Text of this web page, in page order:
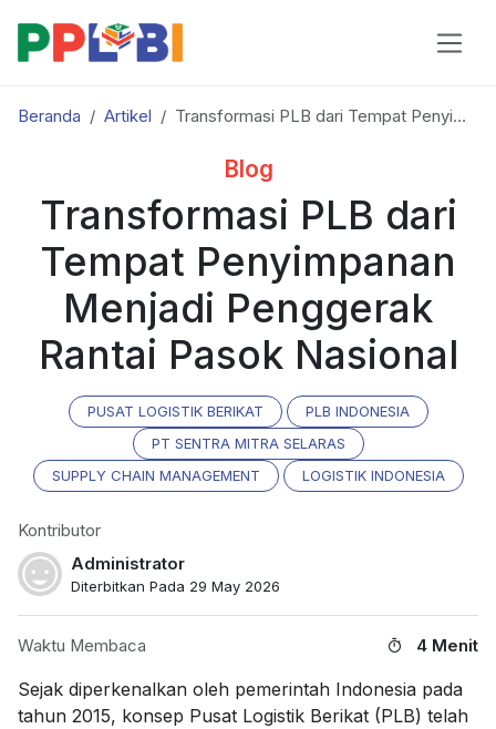
Beranda Artikel Transformasi PLB dari Tempat Penyimpanan Menjadi Penggerak Rantai Pasok Nasional
Blog
Transformasi PLB dari
Tempat Penyimpanan
Menjadi Penggerak
Rantai Pasok Nasional
PUSAT LOGISTIK BERIKAT
PLB INDONESIA
PT SENTRA MITRA SELARAS
SUPPLY CHAIN MANAGEMENT
LOGISTIK INDONESIA
Kontributor
Administrator
Diterbitkan Pada 29 May 2026
Waktu Membaca 4 Menit
Sejak diperkenalkan oleh pemerintah Indonesia pada
tahun 2015, konsep Pusat Logistik Berikat (PLB) telah